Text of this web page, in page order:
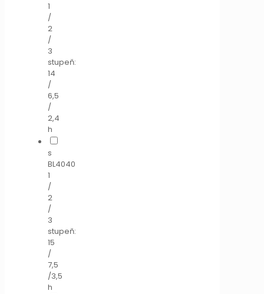
1
/
2
/
3
stupeň:
14
/
6,5
/
2,4
h
s
BL4040
1
/
2
/
3
stupeň:
15
/
7,5
/3,5
h